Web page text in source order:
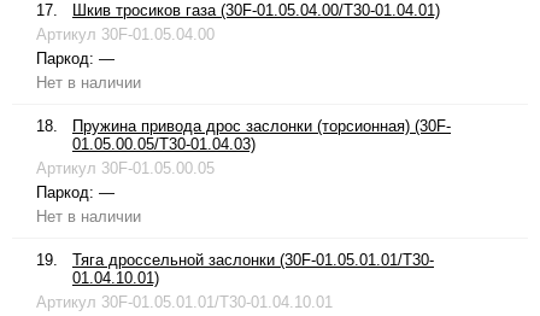
17.
Шкив тросиков газа (30F-01.05.04.00/T30-01.04.01)
Артикул 30F-01.05.04.00
Паркод: —
Нет в наличии
18.
Пружина привода дрос заслонки (торсионная) (30F-
01.05.00.05/T30-01.04.03)
Артикул 30F-01.05.00.05
Паркод: —
Нет в наличии
19.
Тяга дроссельной заслонки (30F-01.05.01.01/T30-
01.04.10.01)
Артикул 30F-01.05.01.01/T30-01.04.10.01